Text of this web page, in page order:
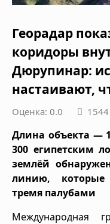
Георадар
коридоры
Дюрупинар:
настаивают,
Оценка: 0.0 1544
Длина объекта —
300 египетским
землёй
линию, которые
тремя палубами
Международная